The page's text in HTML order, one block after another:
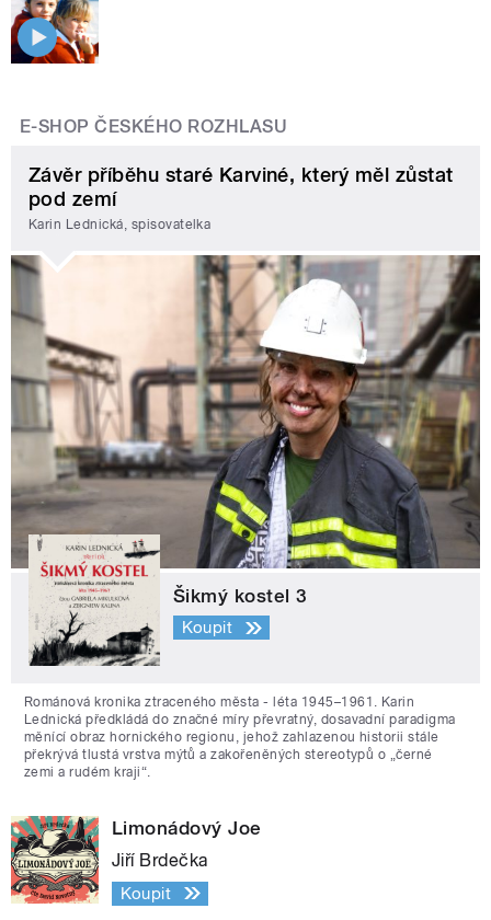
E-SHOP ČESKÉHO ROZHLASU
Závěr příběhu staré Karviné, který měl zůstat
pod zemí
Karin Lednická, spisovatelka
Šikmý kostel 3
Koupit
Románová kronika ztraceného města - léta 1945–1961. Karin
Lednická předkládá do značné míry převratný, dosavadní paradigma
měnící obraz hornického regionu, jehož zahlazenou historii stále
překrývá tlustá vrstva mýtů a zakořeněných stereotypů o „černé
zemi a rudém kraji“.
Limonádový Joe
Jiří Brdečka
Koupit